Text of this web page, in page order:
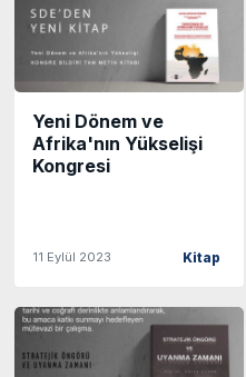
Yeni Dönem ve
Afrika'nın Yükselişi
Kongresi
11 Eylül 2023 Kitap